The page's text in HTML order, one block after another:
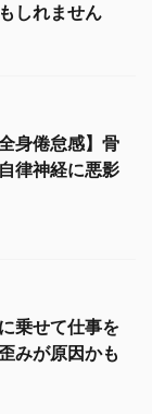
しれません
身倦怠感】骨
律神経に悪影
乗せて仕事を
みが原因かも